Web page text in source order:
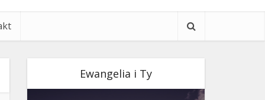
Ewangelia i Ty